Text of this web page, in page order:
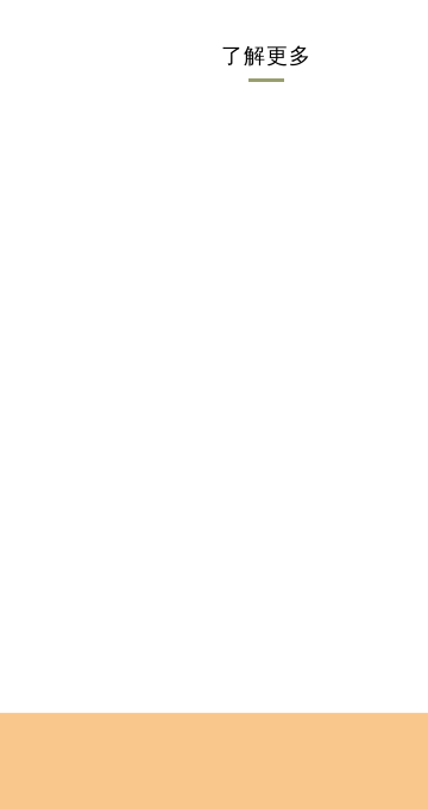
了解更多